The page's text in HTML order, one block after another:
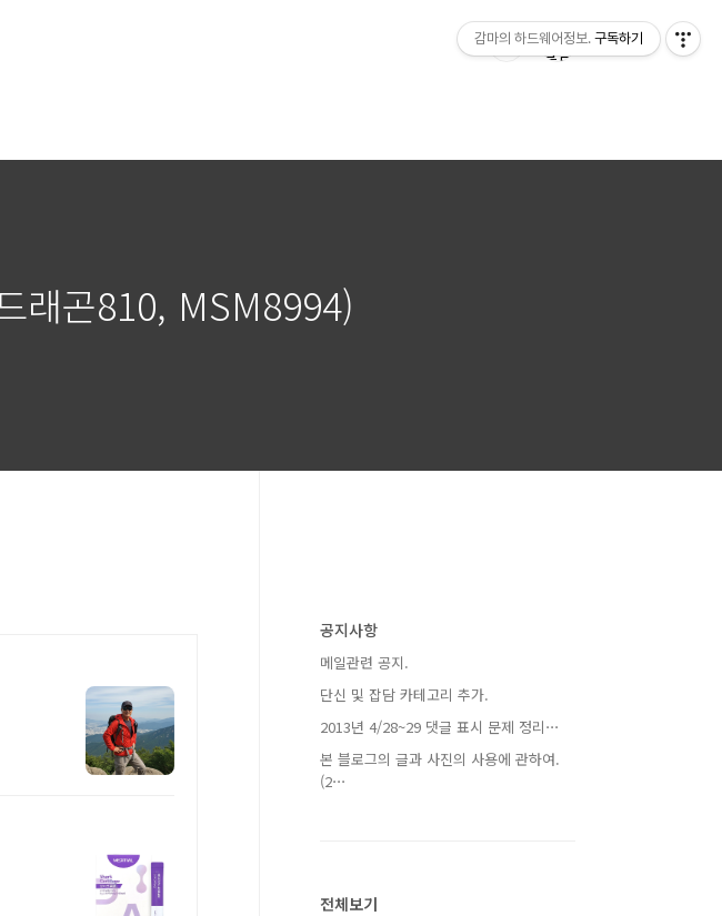
래곤810, MSM8994)
공지사항
메일관련 공지.
단신 및 잡담 카테고리 추가.
2013년 4/28~29 댓글 표시 문제 정리⋯
본 블로그의 글과 사진의 사용에 관하여.
(2⋯
전체보기
감마의 하드웨어정보. 구독하기